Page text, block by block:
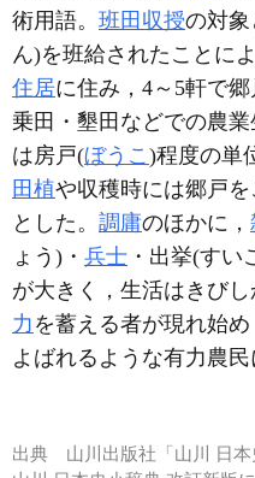
術用語。 班田収授の対
ん)を班給されたことに
住居に住み，4～5軒で郷
乗田・墾田などでの農
は房戸(ぼうこ)程度の単
田植や収穫時には郷戸
とした。 調庸のほかに，
ょう)・ 兵士 ・出挙(すい
が大きく，生活はきび
力 を蓄える者が現れ始め
よばれるような有力農民
出典 山川出版社「山川 日本